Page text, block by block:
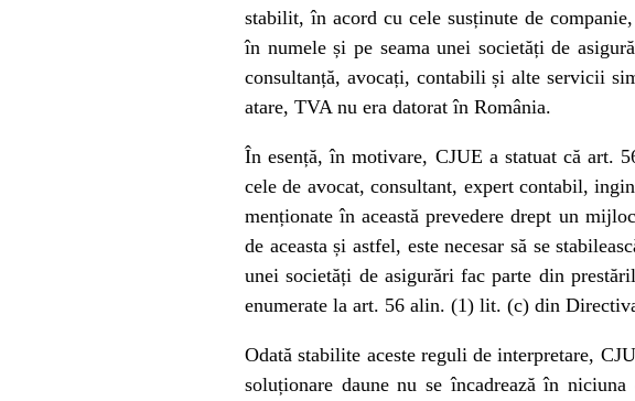
stabilit, în acord cu cele susținute de
în numele și pe seama unei societăți de
consultanță, avocați, contabili și alte servicii
atare, TVA nu era datorat în România.
În esență, în motivare, CJUE a statuat că art.
cele de avocat, consultant, expert contabil,
menționate în această prevedere drept un
de aceasta și astfel, este necesar să se
unei societăți de asigurări fac parte din
enumerate la art. 56 alin. (1) lit. (c) din
Odată stabilite aceste reguli de interpretare,
soluționare daune nu se încadrează în